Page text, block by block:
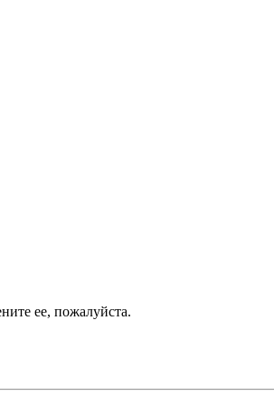
ее, пожалуйста.